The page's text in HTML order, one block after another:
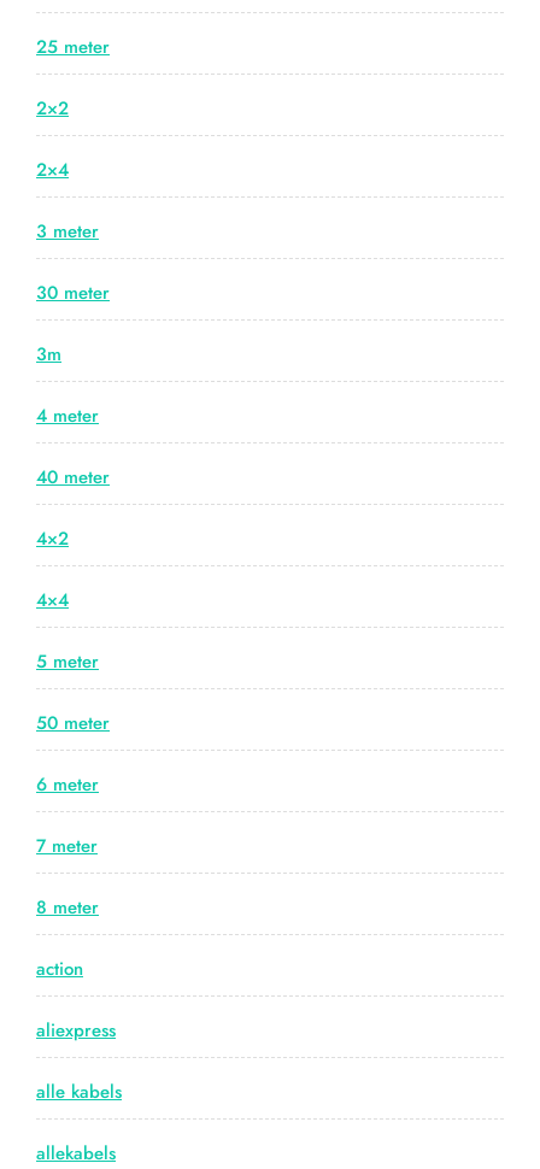
25 meter
2×2
2×4
3 meter
30 meter
3m
4 meter
40 meter
4×2
4×4
5 meter
50 meter
6 meter
7 meter
8 meter
action
aliexpress
alle kabels
allekabels